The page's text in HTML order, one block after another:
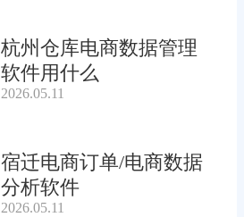
杭州仓库电商数据管理
软件用什么
2026.05.11
宿迁电商订单/电商数据
分析软件
2026.05.11